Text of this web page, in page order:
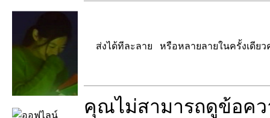
ส่งได้ทีละลาย หรือหลายลายในครั้งเดียว
คุณไม่สามารถดูข้อค